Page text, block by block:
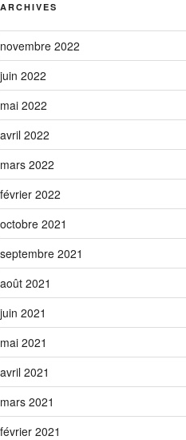
ARCHIVES
novembre 2022
juin 2022
mai 2022
avril 2022
mars 2022
février 2022
octobre 2021
septembre 2021
août 2021
juin 2021
mai 2021
avril 2021
mars 2021
février 2021